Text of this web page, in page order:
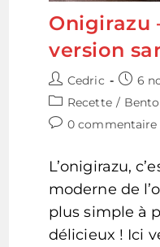
Onigirazu
version
Auteur/autrice
de
la
publication :
Cedric
publiée :
6
Post
category:
Recette / Bento
Commentaires
la
publication :
0 commentaire
L’onigirazu,
moderne de
plus simple à
délicieux ! Ici